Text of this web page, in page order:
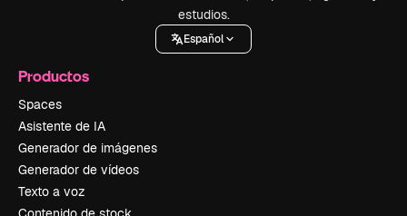
estudios.
Español
Productos
Spaces
Asistente de IA
Generador de imágenes
Generador de vídeos
Texto a voz